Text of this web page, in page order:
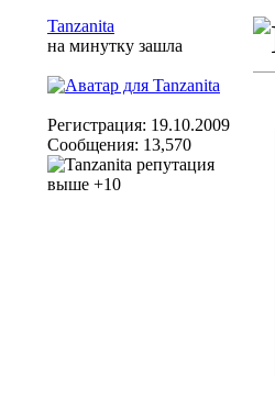
Tanzanita
на минутку зашла
Регистрация: 19.10.2009
Сообщения: 13,570